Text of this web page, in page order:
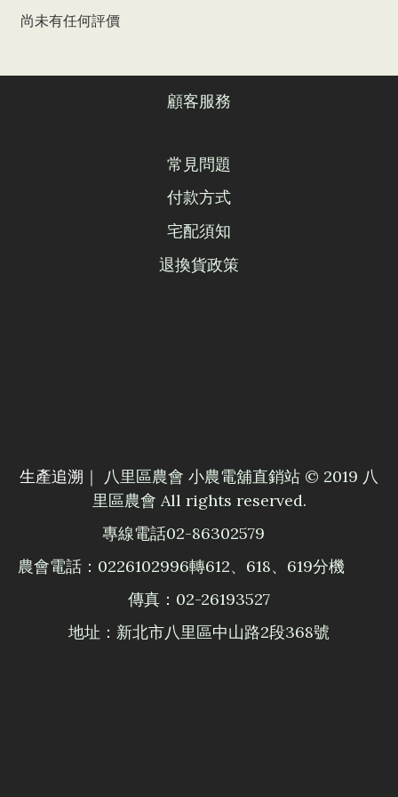
尚未有任何評價
顧客服務
常見問題
付款方式
宅配須知
退換貨政策
生產追溯 ｜ 八里區農會 小農電舖直銷站 © 2019 八
里區農會 All rights reserved.
專線電話02-86302579
農會電話：0226102996轉612、618、619分機
傳真：02-26193527
地址：新北市八里區中山路2段368號